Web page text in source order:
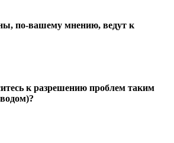
по-вашему мнению, ведут к
к разрешению проблем таким